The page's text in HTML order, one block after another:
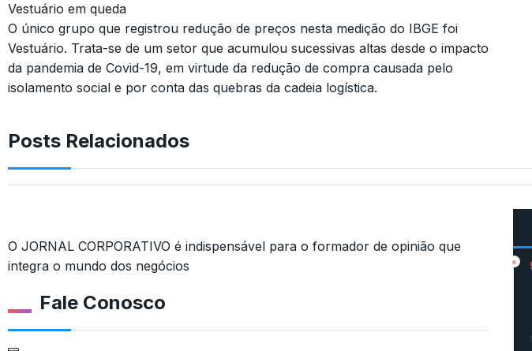
Vestuário em queda
O único grupo que registrou redução de preços nesta medição do IBGE foi
Vestuário. Trata-se de um setor que acumulou sucessivas altas desde o impacto
da pandemia de Covid-19, em virtude da redução de compra causada pelo
isolamento social e por conta das quebras da cadeia logística.
Posts Relacionados
O JORNAL CORPORATIVO é indispensável para o formador de opinião que
integra o mundo dos negócios
Fale Conosco